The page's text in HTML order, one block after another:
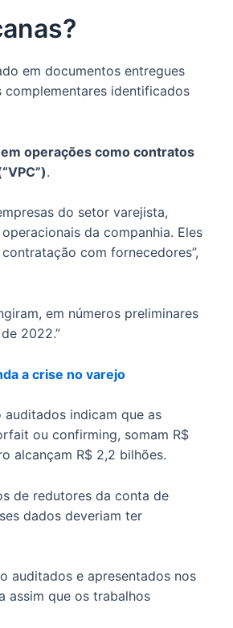
em documentos entregues
identificados
operações como contratos
.
do setor varejista,
da companhia. Eles
com fornecedores”,
em números preliminares
2022.”
a crise no varejo
indicam que as
ou confirming, somam R$
alcançam R$ 2,2 bilhões.
de redutores da conta de
dados deveriam ter
auditados e apresentados nos
assim que os trabalhos